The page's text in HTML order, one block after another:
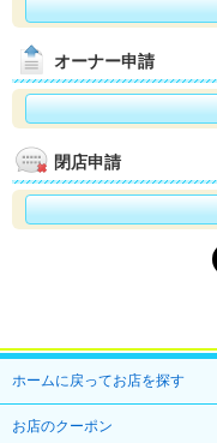
オーナー申請
閉店申請
ホームに戻ってお店を探す
お店のクーポン